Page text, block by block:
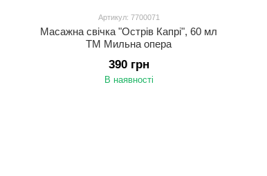
Артикул: 7700071
Масажна свічка "Острів Капрі", 60 мл
ТМ Мильна опера
390 грн
В наявності